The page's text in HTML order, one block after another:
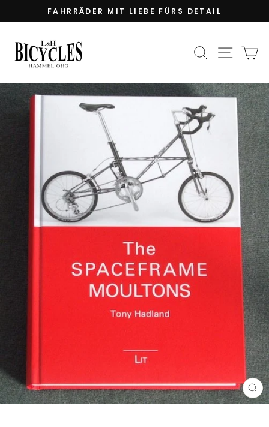
zum
Pause
FAHRRÄDER MIT LIEBE FÜRS DETAIL
SUCHE